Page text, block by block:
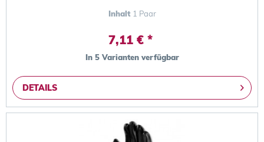
Inhalt 1 Paar
7,11 € *
In 5 Varianten verfügbar
DETAILS